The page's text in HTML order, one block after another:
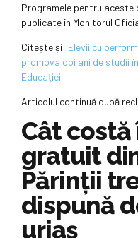
Programele pentru
publicate în Monitorul
Citește și: Elevii cu
promova doi ani de studii
Educaţiei
Articolul continuă după
Cât
gratuit
Părinții
dispună
uriaș